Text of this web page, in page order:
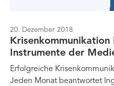
20. Dezember 2018
Krisenkommunikation
Instrumente der
Erfolgreiche
Jeden Monat beantwortet